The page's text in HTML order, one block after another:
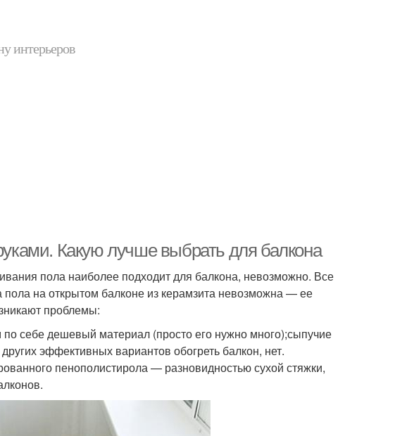
интерьеров
Какую лучше выбрать для балкона
пола наиболее подходит для балкона, невозможно. Все
на открытом балконе из керамзита невозможна — ее
проблемы:
себе дешевый материал (просто его нужно много);сыпучие
эффективных вариантов обогреть балкон, нет.
пенополистирола — разновидностью сухой стяжки,